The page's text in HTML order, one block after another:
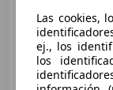
AUTOMOVILES
ES-50011
Las cookies,
ej., los
los